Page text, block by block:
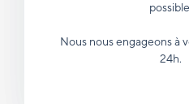
Nous nous engageons à
24h.